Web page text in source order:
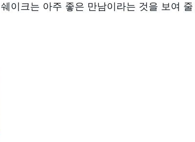
이크는 아주 좋은 만남이라는 것을 보여